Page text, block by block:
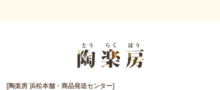
[陶楽房 浜松本舗・商品発送センター]